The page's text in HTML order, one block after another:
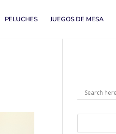
PELUCHES JUEGOS DE MESA